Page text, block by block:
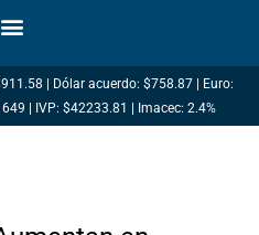
| Dólar acuerdo: $758.87 | Euro:
| IVP: $42233.81 | Imacec: 2.4%